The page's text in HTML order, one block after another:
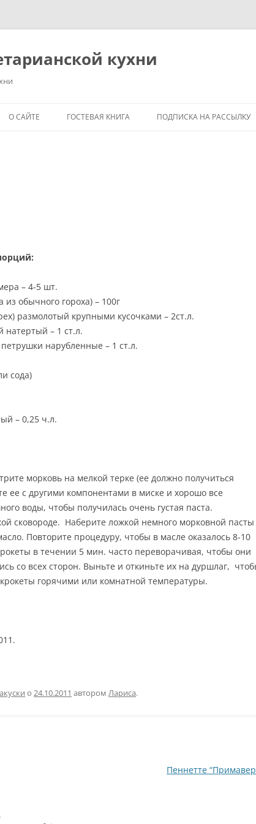
кухни
ПИТАНИЕ: ШЕСТЬ
И ВКУСНОЕ
О САЙТЕ ГОСТЕВАЯ КНИГА ПОДПИСКА НА РАССЫЛКУ
– 4-5 шт.
из обычного гороха) – 100г
размолотый крупными кусочками – 2ст.л.
натертый – 1 ст.л.
нарубленные – 1 ст.л.
сода)
– 0,25 ч.л.
морковь на мелкой терке (ее должно получиться
ее с другими компонентами в миске и хорошо все
воды, чтобы получилась очень густая паста.
сковороде. Наберите ложкой немного морковной пасты
Повторите процедуру, чтобы в масле оказалось 8-10
в течении 5 мин. часто переворачивая, чтобы они
со всех сторон. Выньте и откиньте их на дуршлаг,
горячими или комнатной температуры.
о 24.10.2011 автором Лариса.
Пеннетте